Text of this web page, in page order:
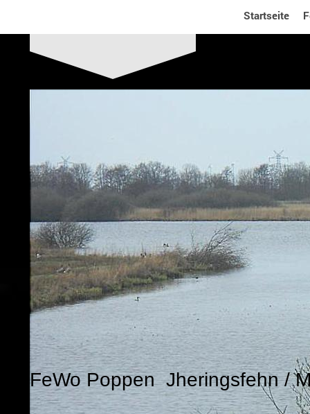
Startseite
FeWo Poppen Jheringsfehn